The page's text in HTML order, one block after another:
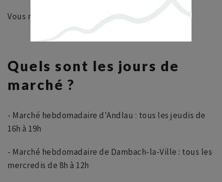
Vous retrouverez toutes nos randonnées
Quels sont les jours de
marché ?
- Marché hebdomadaire d'Andlau : tous les jeudis de
16h à 19h
- Marché hebdomadaire de Dambach-la-Ville : tous les
mercredis de 8h à 12h